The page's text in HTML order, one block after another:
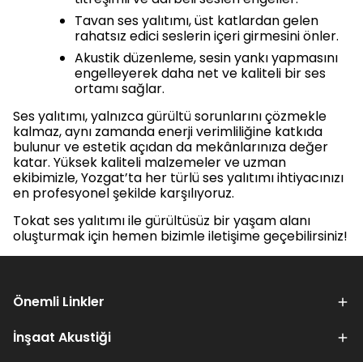
Tavan ses yalıtımı, üst katlardan gelen
rahatsız edici seslerin içeri girmesini önler.
Akustik düzenleme, sesin yankı yapmasını
engelleyerek daha net ve kaliteli bir ses
ortamı sağlar.
Ses yalıtımı, yalnızca gürültü sorunlarını çözmekle
kalmaz, aynı zamanda enerji verimliliğine katkıda
bulunur ve estetik açıdan da mekânlarınıza değer
katar. Yüksek kaliteli malzemeler ve uzman
ekibimizle, Yozgat’ta her türlü ses yalıtımı ihtiyacınızı
en profesyonel şekilde karşılıyoruz.
Tokat ses yalıtımı ile gürültüsüz bir yaşam alanı
oluşturmak için hemen bizimle iletişime geçebilirsiniz!
Önemli Linkler
İnşaat Akustiği